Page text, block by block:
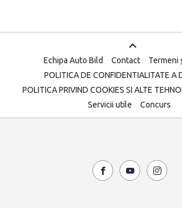
Echipa Auto Bild Contact
Termeni
POLITICA DE CONFIDENTIALITATE A
POLITICA PRIVIND COOKIES SI ALTE
Servicii utile
Concurs